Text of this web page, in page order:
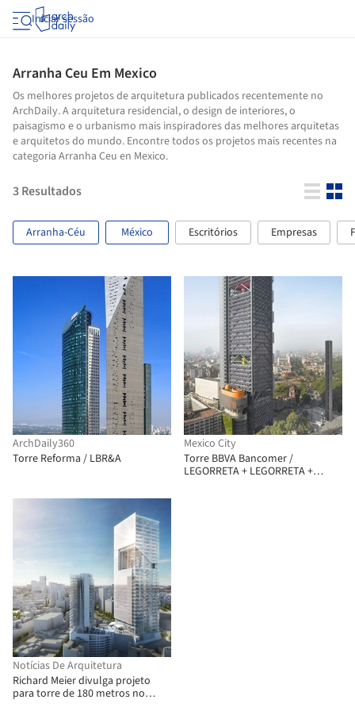
Iniciar sessão
Arranha Ceu Em Mexico
Os melhores projetos de arquitetura publicados recentemente no
ArchDaily. A arquitetura residencial, o design de interiores, o
paisagismo e o urbanismo mais inspiradores das melhores arquitetas
e arquitetos do mundo. Encontre todos os projetos mais recentes na
categoria Arranha Ceu en Mexico.
3Resultados
Arranha-Céu México Escritórios Empresas
ArchDaily360
Torre Reforma / LBR&A
Mexico City
Torre BBVA Bancomer /
LEGORRETA + LEGORRETA +
Notícias De Arquitetura
Richard Meier divulga projeto
para torre de 180 metros no